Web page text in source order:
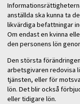
anställda ska kunna ta
likvärdiga befattningar
Om endast en kvinna
den personens lön
Den största
arbetsgivaren redovisa
tjänsten, eller för
lön. Det blir också
eller tidigare lön.